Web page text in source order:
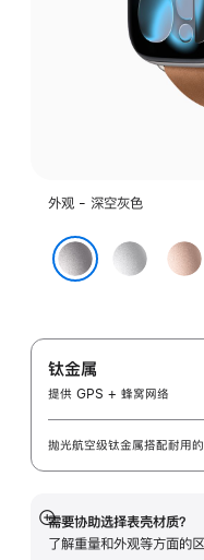
外观 - 深空灰色
银
玫
瑰
色
钛金属
提供 GPS + 蜂窝网络
抛光航空级钛金属搭配耐用的
需要协助选择表壳材质？
了解重量和外观等方面的区
展
开